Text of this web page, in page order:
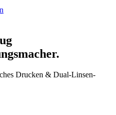
Drucken & Dual-Linsen-